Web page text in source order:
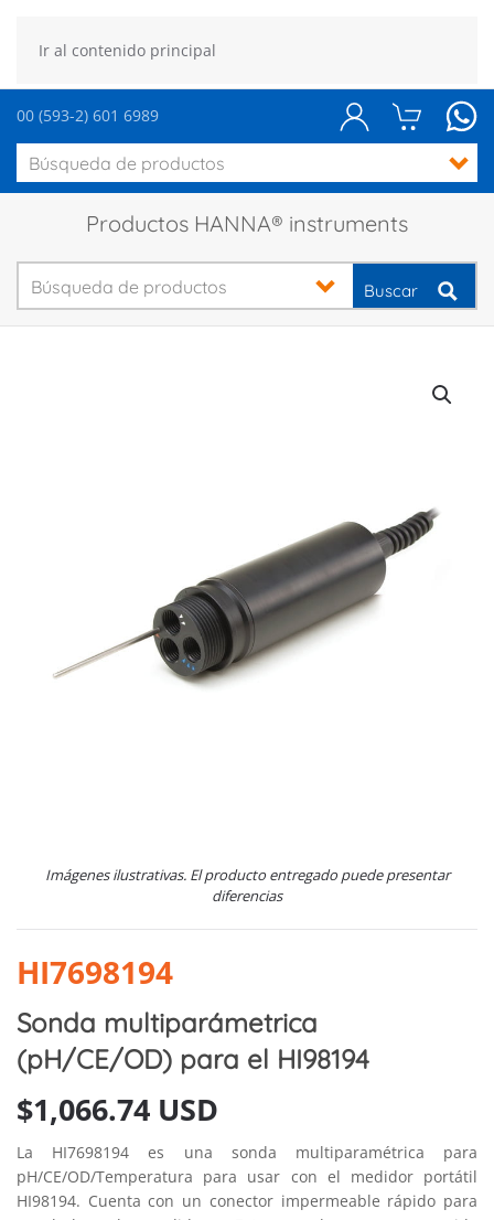
Ir al contenido principal
00 (593-2) 601 6989
Productos HANNA® instruments
Buscar
Imágenes ilustrativas. El producto entregado puede presentar
diferencias
HI7698194
Sonda multiparámetrica
(pH/CE/OD) para el HI98194
$1,066.74 USD
La HI7698194 es una sonda multiparamétrica para
pH/CE/OD/Temperatura para usar con el medidor portátil
HI98194. Cuenta con un conector impermeable rápido para